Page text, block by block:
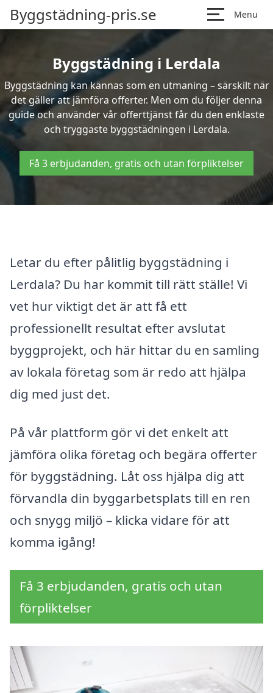
Byggstädning-pris.se Menu
Byggstädning i Lerdala
Byggstädning kan kännas som en utmaning – särskilt när
det gäller att jämföra offerter. Men om du följer denna
guide och använder vår offerttjänst får du den enklaste
och tryggaste byggstädningen i Lerdala.
Få 3 erbjudanden, gratis och utan förpliktelser
Letar du efter pålitlig byggstädning i
Lerdala? Du har kommit till rätt ställe! Vi
vet hur viktigt det är att få ett
professionellt resultat efter avslutat
byggprojekt, och här hittar du en samling
av lokala företag som är redo att hjälpa
dig med just det.
På vår plattform gör vi det enkelt att
jämföra olika företag och begära offerter
för byggstädning. Låt oss hjälpa dig att
förvandla din byggarbetsplats till en ren
och snygg miljö – klicka vidare för att
komma igång!
Få 3 erbjudanden, gratis och utan
förpliktelser